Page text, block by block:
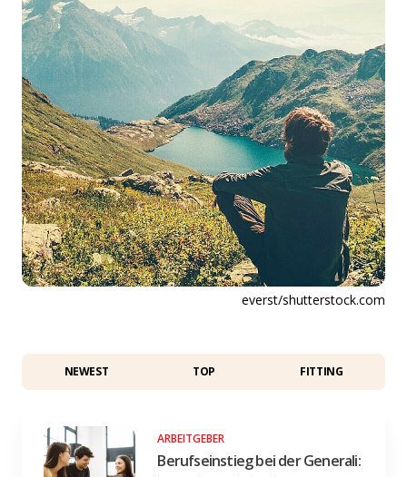
everst/shutterstock.com
NEWEST TOP FITTING
ARBEITGEBER
Berufseinstieg bei der Generali: